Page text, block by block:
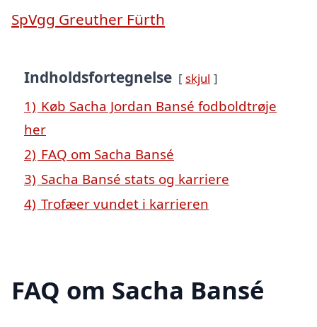
SpVgg Greuther Fürth
Indholdsfortegnelse skjul
1) Køb Sacha Jordan Bansé fodboldtrøje
her
2) FAQ om Sacha Bansé
3) Sacha Bansé stats og karriere
4) Trofæer vundet i karrieren
FAQ om Sacha Bansé